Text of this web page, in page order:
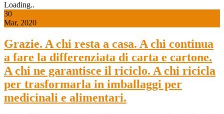
Loading..
30
Mar, 2020
Grazie. A chi resta a casa. A chi continua
a fare la differenziata di carta e cartone.
A chi ne garantisce il riciclo. A chi ricicla
per trasformarla in imballaggi per
medicinali e alimentari.